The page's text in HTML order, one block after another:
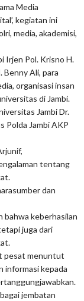
Media
kegiatan ini
media, akademisi,
Irjen Pol. Krisno H.
Benny Ali, para
organisasi insan
di Jambi.
Jambi Dr.
Polda Jambi AKP
tentang
dan
bahwa keberhasilan
juga dari
pesat menuntut
informasi kepada
jembatan